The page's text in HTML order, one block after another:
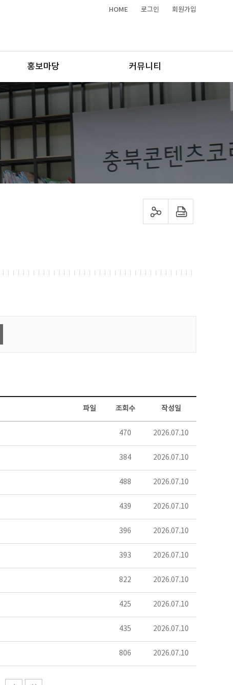
HOME 로그인 회원가입
홍보마당 커뮤니티
sns 공유하기 프린트하기
파일 조회수 작성일
470 2026.07.10
384 2026.07.10
488 2026.07.10
439 2026.07.10
396 2026.07.10
393 2026.07.10
822 2026.07.10
425 2026.07.10
435 2026.07.10
806 2026.07.10